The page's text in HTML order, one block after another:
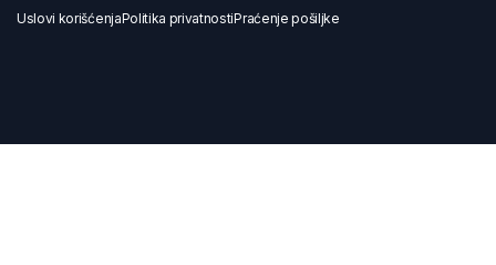
Uslovi korišćenjaPolitika privatnostiPraćenje pošiljke